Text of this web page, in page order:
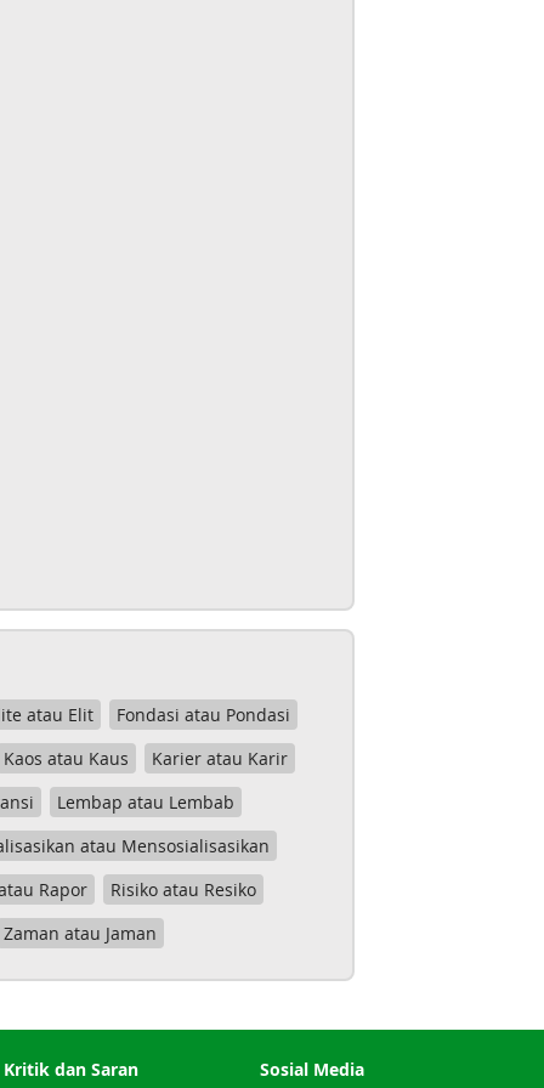
atau Elit
Fondasi atau Pondasi
Kaos atau Kaus
Karier atau Karir
Lembap atau Lembab
atau Mensosialisasikan
Rapor
Risiko atau Resiko
Zaman atau Jaman
Kritik dan Saran Sosial Media